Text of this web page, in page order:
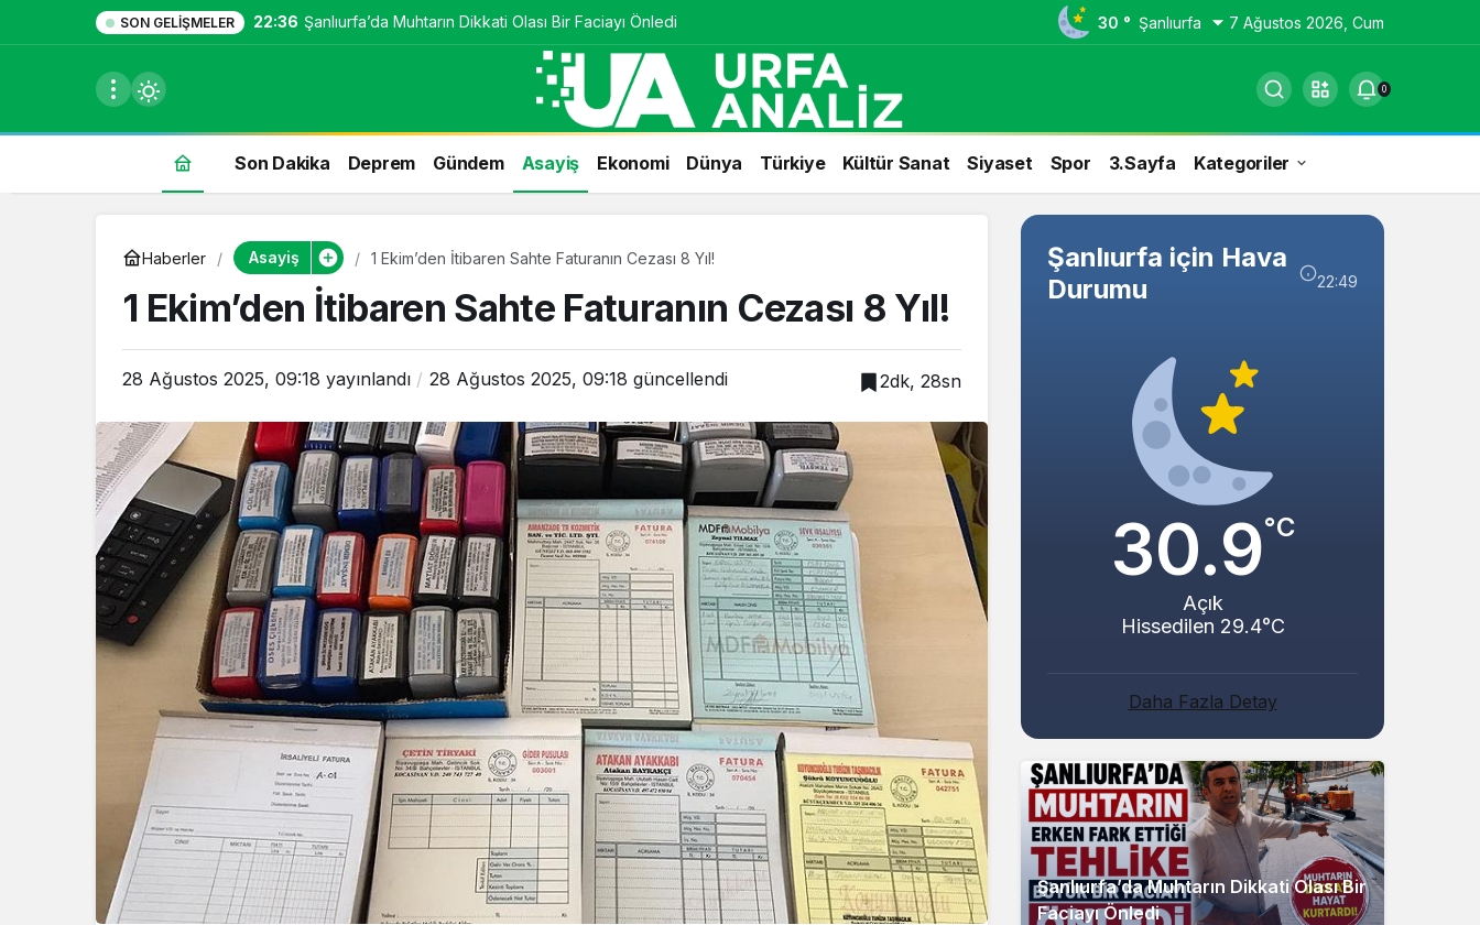
SON GELIŞMELER 22:36 Şanlıurfa’da Muhtarın Dikkati Olası Bir Faciayı Önledi 30 ° Şanlıurfa 7 Ağustos 2026, Cum
0
Son Dakika Deprem Gündem Asayiş Ekonomi Dünya Türkiye Kültür Sanat Siyaset Spor 3.Sayfa Kategoriler
Haberler Asayiş 1 Ekim’den İtibaren Sahte Faturanın Cezası 8 Yıl!
1 Ekim’den İtibaren Sahte Faturanın Cezası 8 Yıl!
28 Ağustos 2025, 09:18 yayınlandı 28 Ağustos 2025, 09:18 güncellendi 2dk, 28sn
Şanlıurfa için Hava
Durumu
22:49
30.9°C
Açık
Hissedilen 29.4°C
Daha Fazla Detay
Şanlıurfa’da Muhtarın Dikkati Olası Bir
Faciayı Önledi